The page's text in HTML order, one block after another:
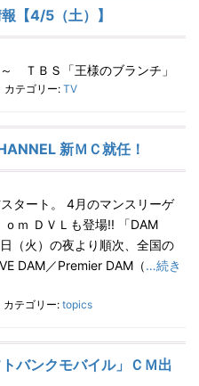
【4/5（土）】
ＴＢＳ「王様のブランチ」
カテゴリー: TV
新ＭＣ就任！
タート。 4月のマンスリーゲ
ｏｍ ＤＶＬも登場!! 「DAM
（火）の夜より順次、全国の
DAM／Premier DAM（…続き
カテゴリー: topics
バンクモバイル」ＣＭ出